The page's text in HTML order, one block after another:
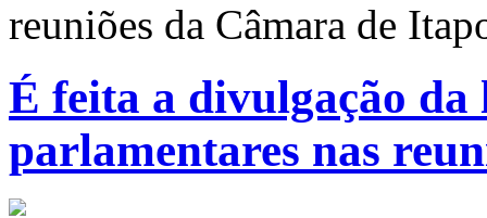
reuniões da Câmara de
É feita a divulgação da
parlamentares nas